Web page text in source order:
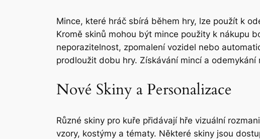
Mince, které hráč sbírá během hry, lze použít k
Kromě skinů mohou být mince použity k nákupu
neporazitelnost, zpomalení vozidel nebo
prodloužit dobu hry. Získávání mincí a
Nové Skiny a Personalizace
Různé skiny pro kuře přidávají hře vizuální
vzory, kostýmy a tématy. Některé skiny jsou